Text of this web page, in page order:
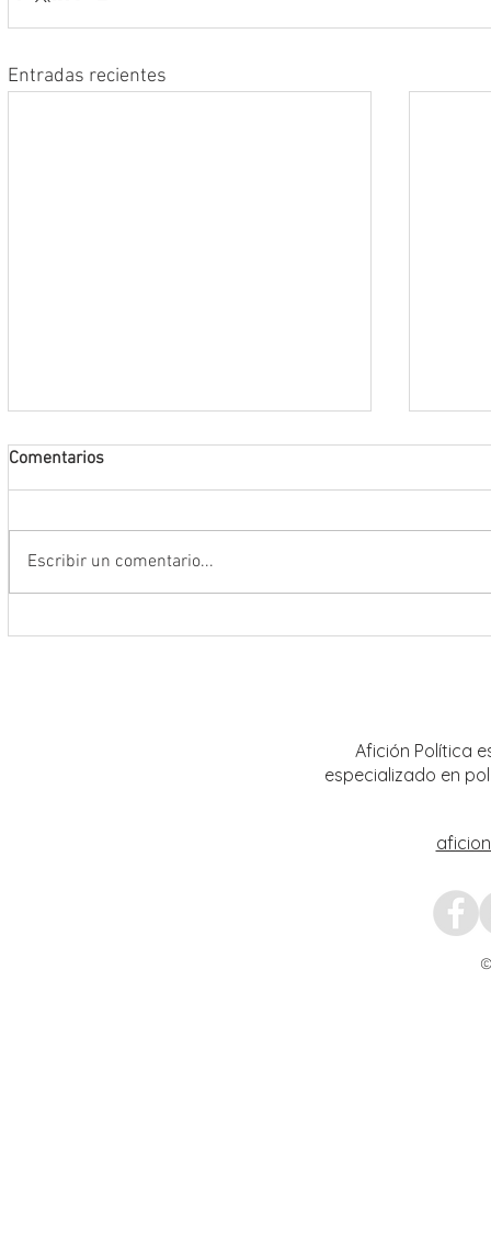
Entradas recientes
Comentarios
Escribir un comentario...
Afición Política
especializado en